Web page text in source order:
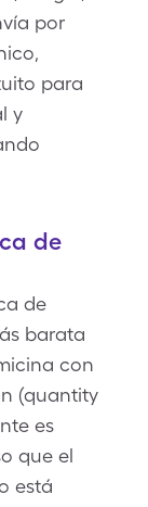
por
para
y
de
de
barata
con
(quantity
es
que el
está